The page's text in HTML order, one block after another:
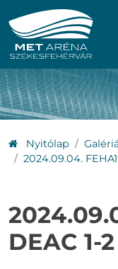
Ugrás a főmenühöz
Ugrás a tartalomhoz
Nyitólap
2024.09.04.
DEAC 1-2